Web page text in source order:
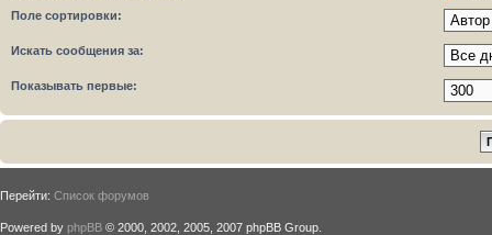
Поле сортировки:
Искать сообщения за:
Показывать первые:
Перейти: Список форумов
Powered by phpBB © 2000, 2002, 2005, 2007 phpBB Group.